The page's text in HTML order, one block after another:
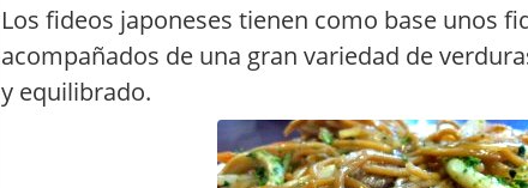
Los fideos japoneses tienen como base unos
acompañados de una gran variedad de
y equilibrado.